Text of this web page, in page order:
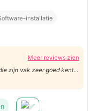
installatie
Meer reviews zien
zijn vak zeer goed kent.
van de opdracht;
en heeft al onze vragen
Bram